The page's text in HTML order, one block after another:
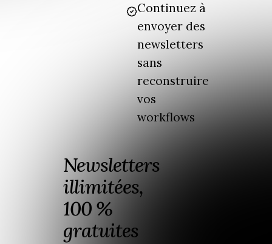
Continuez à
envoyer des
newsletters
sans
reconstruire
vos
workflows
Newsletters
illimitées,
100 %
gratuites